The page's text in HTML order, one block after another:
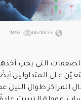
06/10/23
1892
التي يجب أخذها
على المتداولين
المراكز طوال الليل